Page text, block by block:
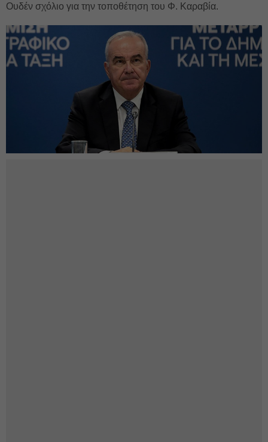
Ουδέν σχόλιο για την τοποθέτηση του Φ. Καραβία.